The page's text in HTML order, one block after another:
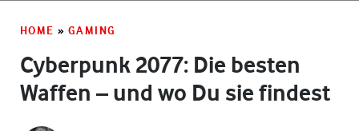
HOME » GAMING
Cyberpunk 2077: Die besten
Waffen – und wo Du sie findest